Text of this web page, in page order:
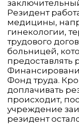
Резидент
медицины,
гинекологии,
трудового
больницей,
предоставлять
Фонд труда.
доплачивать
происходит,
учреждение
резидент